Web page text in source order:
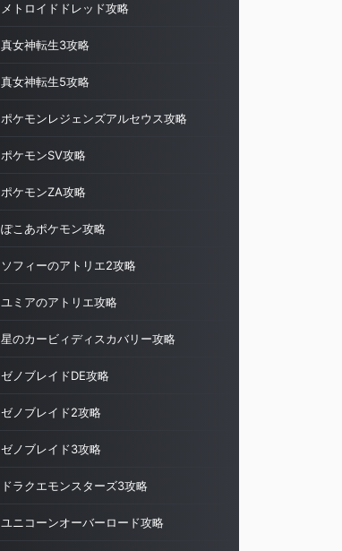
メトロイドドレッド攻略
真女神転生3攻略
真女神転生5攻略
ポケモンレジェンズアルセウス攻略
ポケモンSV攻略
ポケモンZA攻略
ぽこあポケモン攻略
ソフィーのアトリエ2攻略
ユミアのアトリエ攻略
星のカービィディスカバリー攻略
ゼノブレイドDE攻略
ゼノブレイド2攻略
ゼノブレイド3攻略
ドラクエモンスターズ3攻略
ユニコーンオーバーロード攻略